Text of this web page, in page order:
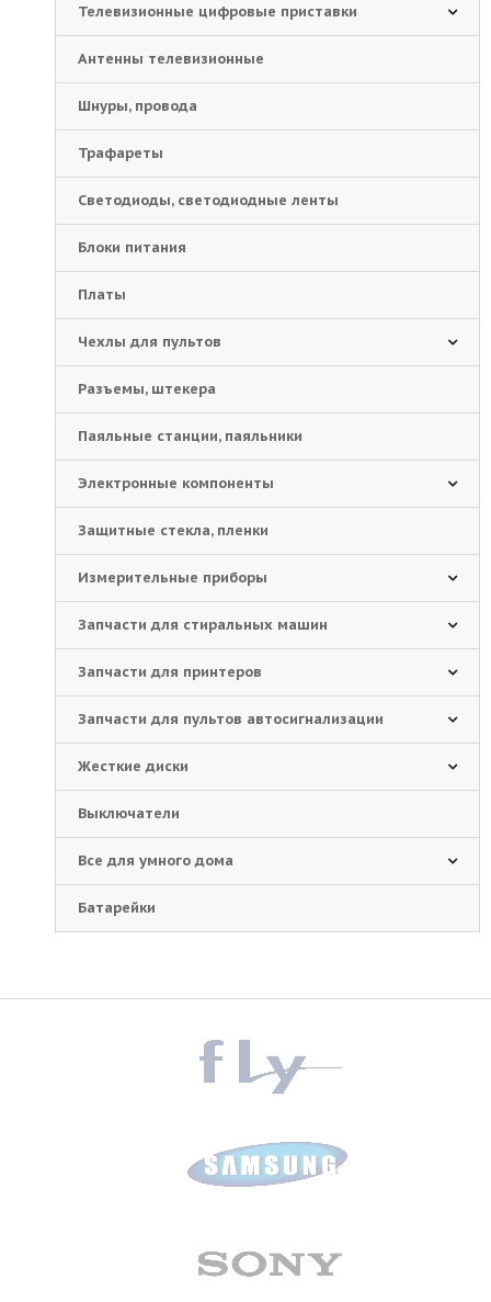
Телевизионные цифровые приставки
Антенны телевизионные
Шнуры, провода
Трафареты
Светодиоды, светодиодные ленты
Блоки питания
Платы
Чехлы для пультов
Разъемы, штекера
Паяльные станции, паяльники
Электронные компоненты
Защитные стекла, пленки
Измерительные приборы
Запчасти для стиральных машин
Запчасти для принтеров
Запчасти для пультов автосигнализации
Жесткие диски
Выключатели
Все для умного дома
Батарейки